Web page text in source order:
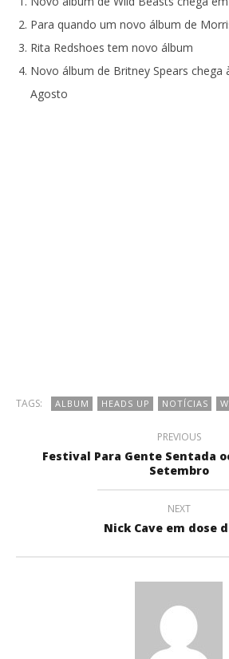
Para quando um novo álbum de
Rita Redshoes tem novo álbum
Novo álbum de Britney Spears chega
Agosto
TAGS: ALBUM HEADS UP NOTÍCIAS
PREVIOUS
Festival Para Gente Sentada
Setembro
NEXT
Nick Cave em dose